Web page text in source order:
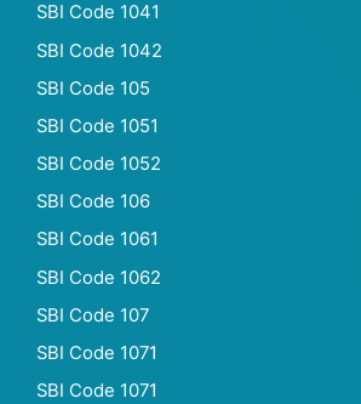
SBI Code 1041
SBI Code 1042
SBI Code 105
SBI Code 1051
SBI Code 1052
SBI Code 106
SBI Code 1061
SBI Code 1062
SBI Code 107
SBI Code 1071
SBI Code 1071